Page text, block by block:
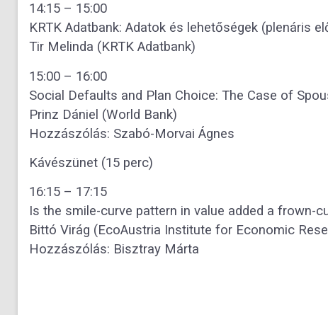
14:15 – 15:00
KRTK Adatbank: Adatok és lehetőségek (plenáris
Tir Melinda (KRTK Adatbank)
15:00 – 16:00
Social Defaults and Plan Choice: The Case of
Prinz Dániel (World Bank)
Hozzászólás: Szabó-Morvai Ágnes
Kávészünet (15 perc)
16:15 – 17:15
Is the smile-curve pattern in value added a frown-
Bittó Virág (EcoAustria Institute for Economic
Hozzászólás: Bisztray Márta